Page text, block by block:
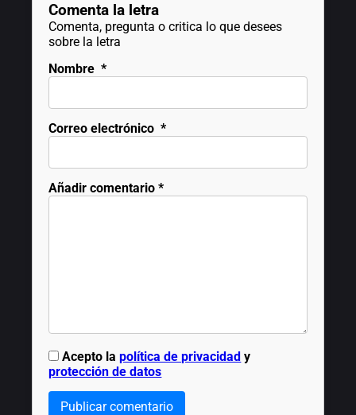
Comenta la letra
Comenta, pregunta o critica lo que desees
sobre la letra
Nombre *
Correo electrónico *
Añadir comentario *
Acepto lapolítica de privacidad y
protección de datos
Publicar comentario